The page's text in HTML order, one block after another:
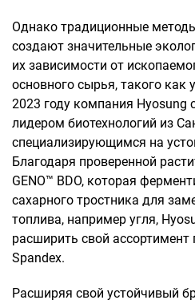
Однако традиционные
создают значительные
их зависимости от
основного сырья, такого как
2023 году компания Hyosung
лидером биотехнологий из
специализирующимся на
Благодаря проверенной
GENO™ BDO, которая
сахарного тростника для
топлива, например угля,
расширить свой ассортимент
Spandex.
Расширяя свой устойчивый